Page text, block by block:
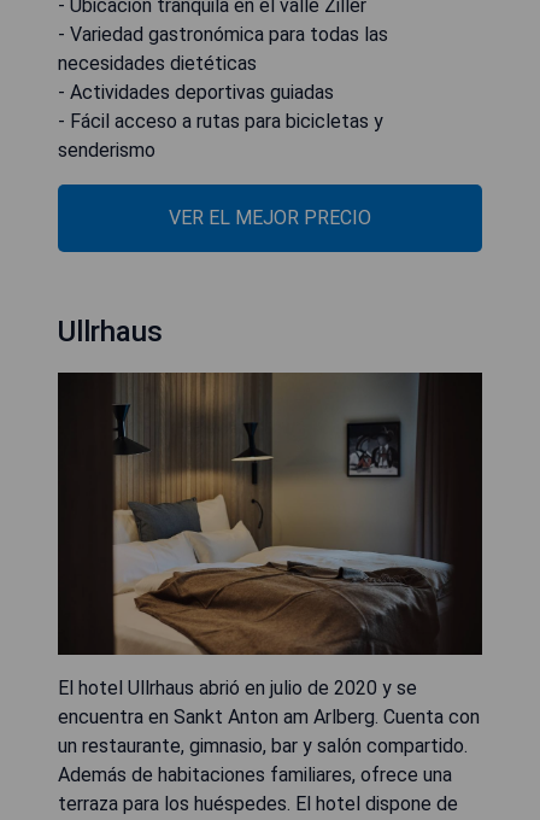
- Ubicación tranquila en el valle Ziller
- Variedad gastronómica para todas las
necesidades dietéticas
- Actividades deportivas guiadas
- Fácil acceso a rutas para bicicletas y
senderismo
VER EL MEJOR PRECIO
Ullrhaus
El hotel Ullrhaus abrió en julio de 2020 y se
encuentra en Sankt Anton am Arlberg. Cuenta con
un restaurante, gimnasio, bar y salón compartido.
Además de habitaciones familiares, ofrece una
terraza para los huéspedes. El hotel dispone de